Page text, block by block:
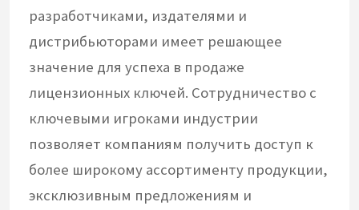
разработчиками, издателями и
дистрибьюторами имеет решающее
значение для успеха в продаже
лицензионных ключей. Сотрудничество с
ключевыми игроками индустрии
позволяет компаниям получить доступ к
более широкому ассортименту продукции,
эксклюзивным предложениям и